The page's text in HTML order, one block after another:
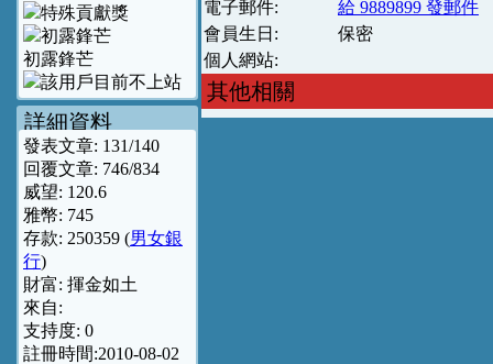
初露鋒芒
詳細資料
發表文章: 131/140
回覆文章: 746/834
威望: 120.6
雅幣: 745
存款: 250359 (男女銀
行)
財富: 揮金如土
來自:
支持度: 0
註冊時間:2010-08-02
電子郵件:
給 9889899 發郵件
會員生日:
保密
個人網站:
其他相關